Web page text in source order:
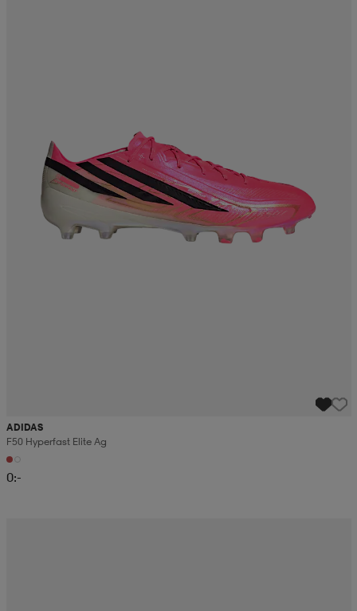
ADIDAS
F50 Hyperfast Elite Ag
0:-